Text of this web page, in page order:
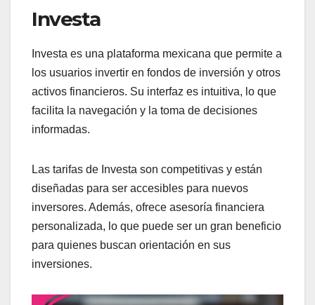
Investa
Investa es una plataforma mexicana que permite a
los usuarios invertir en fondos de inversión y otros
activos financieros. Su interfaz es intuitiva, lo que
facilita la navegación y la toma de decisiones
informadas.
Las tarifas de Investa son competitivas y están
diseñadas para ser accesibles para nuevos
inversores. Además, ofrece asesoría financiera
personalizada, lo que puede ser un gran beneficio
para quienes buscan orientación en sus
inversiones.